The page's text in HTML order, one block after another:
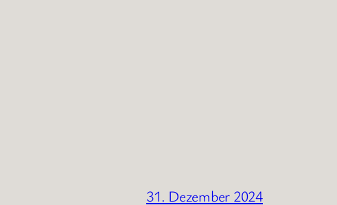
31. Dezember 2024